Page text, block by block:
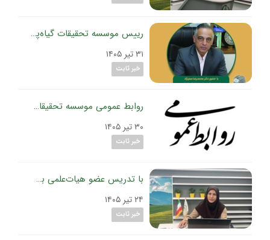
رییس موسسه تحقیقات گیاه‌پزشکی کشور در مجله رادیویی کشاورزی شبکه رادیویی اقتصاد تأکید کرد:
۳۱ تیر ۱۴۰۵
خبر ثابت
روابط عمومی موسسه تحقیقات گیاه‌پزشکی کشور بعنوان برترین روابط عمومی سازمان تات برگزیده شد
۳۰ تیر ۱۴۰۵
خبر ثابت
با تدریس عضو هیات‌علمی بخش تحقیقات بیماری‌های گیاهی موسسه تحقیقات گیاه‌پزشکی کشور
۲۴ تیر ۱۴۰۵
خبر ثابت